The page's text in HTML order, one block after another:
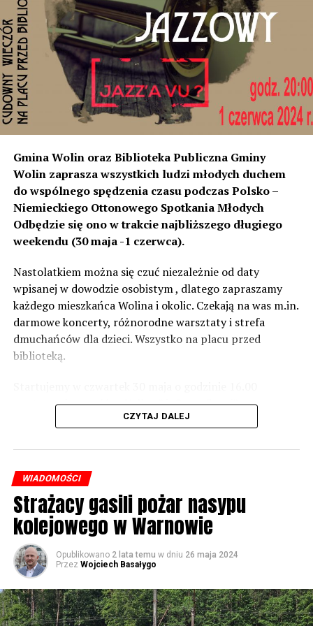
miejscowości od strony Świnoujścia, czyli tam
rozumiemy, że natężenie dźwięku wystarczyło do ich
instalacji, to na tym odcinku generują dokładnie ten sam
poziom dźwięku co tam. Sprawdzałyśmy, że odległość
naszych nieruchomości od drogi jest taka sama, a nawet
w stosunku do niektórych mniejsza niż tych, które są na
początku miejscowości chronione ekranami – mówi
Jolanta Podhajska.
Przedstawiciel GDDKiA mówi, że po roku od oddania
inwestycji będzie przeprowadzona ponowna analiza
hałasu, jeśli decybeli będzie więcej niż sądzono –
wówczas ekrany zostaną zamontowane.
– Jeżeli wyjdzie na to, że są przekroczone normy, to
zabezpieczeń. Dopóki nie będzie tych przekroczonych
norm dopuszczalnego hałasu, no to nie możemy nic
zrobić. Tam są odpowiednie normy – 61 i 56 decybeli –
zaznacza.
Foto: Wojciech Basałygo
Gmina Wolin oraz Biblioteka Publiczna Gminy
Wolin zaprasza wszystkich ludzi młodych duchem
do wspólnego spędzenia czasu podczas Polsko –
Niemieckiego Ottonowego Spotkania Młodych
Odbędzie się ono w trakcie najbliższego długiego
weekendu (30 maja -1 czerwca).
Nastolatkiem można się czuć niezależnie od daty
wpisanej w dowodzie osobistym , dlatego zapraszamy
każdego mieszkańca Wolina i okolic. Czekają na was m.in.
darmowe koncerty, różnorodne warsztaty i strefa
dmuchańców dla dzieci. Wszystko na placu przed
biblioteką.
występami zespołów „Yellow” i „Specyficzni”.
CZYTAJ DALEJ
WIADOMOŚCI
Strażacy gasili pożar nasypu
kolejowego w Warnowie
Opublikowano 2 lata temu w dniu 26 maja 2024
Przez Wojciech Basałygo